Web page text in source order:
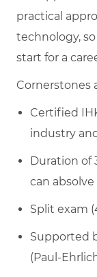
practical
technology, so
start for a
Cornerstones
Certified
industry
Duration of
can
Split exam
Supported
(Paul-